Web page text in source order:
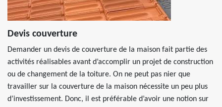
Devis couverture
Demander un devis de couverture de la maison fait partie des
activités réalisables avant d’accomplir un projet de construction
ou de changement de la toiture. On ne peut pas nier que
travailler sur la couverture de la maison nécessite un peu plus
d’investissement. Donc, il est préférable d’avoir une notion sur